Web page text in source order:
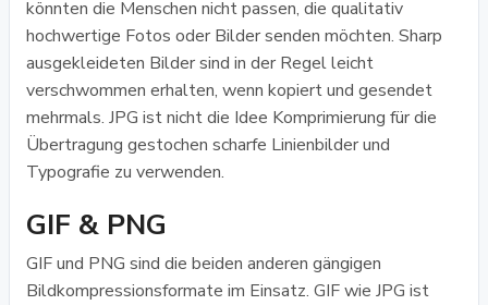
könnten die Menschen nicht passen, die qualitativ
hochwertige Fotos oder Bilder senden möchten. Sharp
ausgekleideten Bilder sind in der Regel leicht
verschwommen erhalten, wenn kopiert und gesendet
mehrmals. JPG ist nicht die Idee Komprimierung für die
Übertragung gestochen scharfe Linienbilder und
Typografie zu verwenden.
GIF & PNG
GIF und PNG sind die beiden anderen gängigen
Bildkompressionsformate im Einsatz. GIF wie JPG ist